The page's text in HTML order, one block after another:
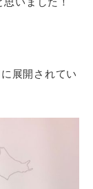
展開されてい